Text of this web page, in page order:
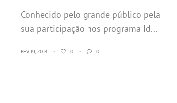
Conhecido pelo grande público pela
sua participação nos programa Id...
FEV 19, 2013 • 0 • 0